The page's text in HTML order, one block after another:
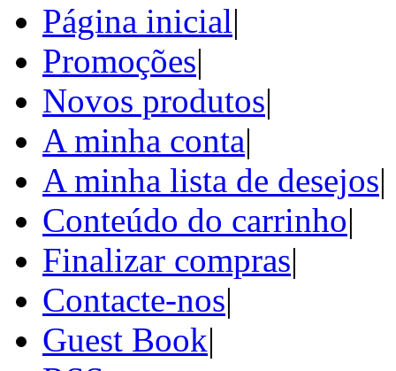
Página inicial|
Promoções|
Novos produtos|
A minha conta|
A minha lista de desejos|
Conteúdo do carrinho|
Finalizar compras|
Contacte-nos|
Guest Book|